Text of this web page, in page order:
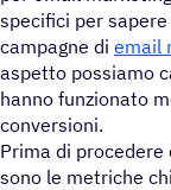
specifici per
campagne di email
aspetto possiamo
hanno funzionato
conversioni.
Prima di procedere
sono le metriche